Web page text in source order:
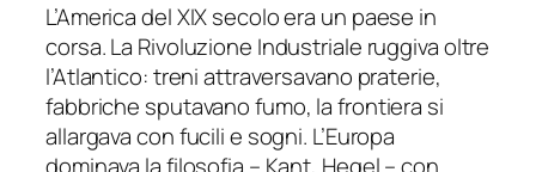
L’America del XIX secolo era un paese in
corsa. La Rivoluzione Industriale ruggiva oltre
l’Atlantico: treni attraversavano praterie,
fabbriche sputavano fumo, la frontiera si
allargava con fucili e sogni. L’Europa